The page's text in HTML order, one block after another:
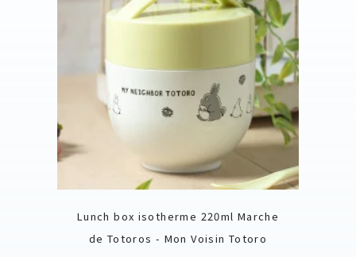
Lunch box isotherme 220ml Marche
de Totoros - Mon Voisin Totoro